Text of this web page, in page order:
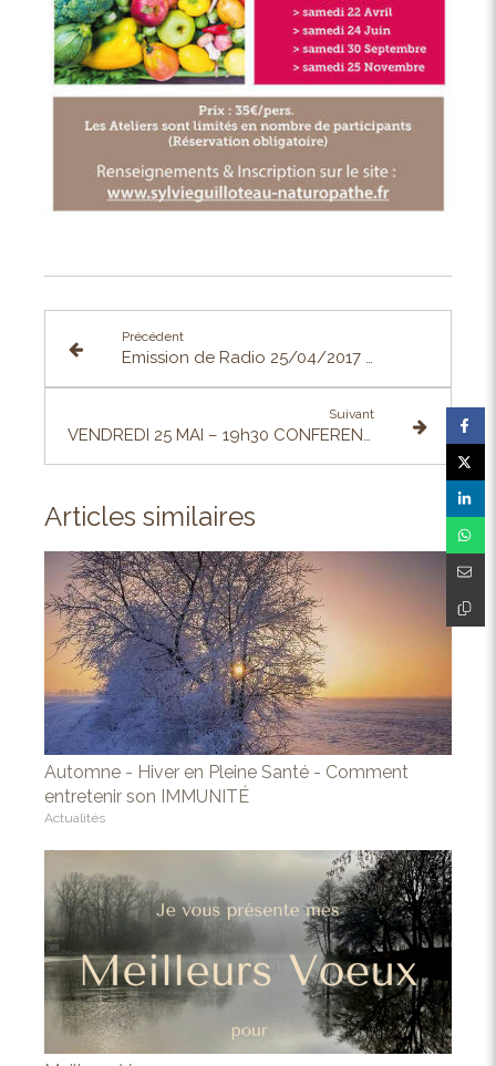
Précédent
Emission de Radio 25/04/2017 : Les Cures Détox du printemps sont-elles efficaces?
Suivant
VENDREDI 25 MAI – 19h30 CONFERENCE SUR L’ALIMENTATION à la Librairie l’Autre-Rive à Nantes
Articles similaires
Automne - Hiver en Pleine Santé - Comment
entretenir son IMMUNITÉ
Actualités